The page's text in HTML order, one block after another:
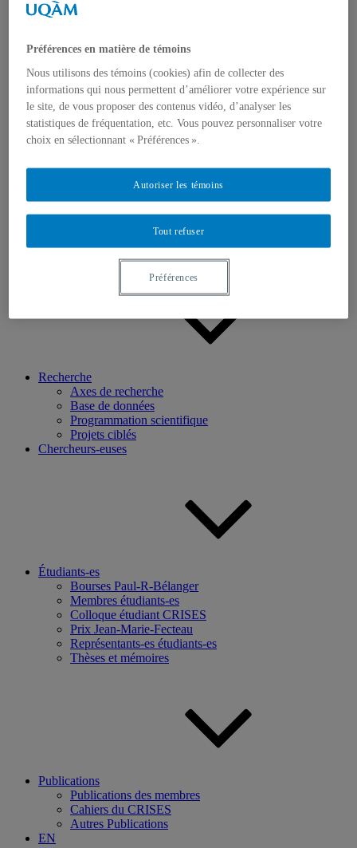
Bourses et prix
Dans les médias
Archives et bilans
Colloque international CRISES
Recherche
Axes de recherche
Base de données
Programmation scientifique
Projets ciblés
Chercheurs-euses
Étudiants-es
Bourses Paul-R-Bélanger
Membres étudiants-es
Colloque étudiant CRISES
Prix Jean-Marie-Fecteau
Représentants-es étudiants-es
Thèses et mémoires
Publications
Publications des membres
Cahiers du CRISES
Autres Publications
EN
Préférences en matière de témoins
Nous utilisons des témoins (cookies) afin de collecter des
informations qui nous permettent d’améliorer votre expérience sur
le site, de vous proposer des contenus vidéo, d’analyser les
statistiques de fréquentation, etc. Vous pouvez personnaliser votre
choix en sélectionnant « Préférences ».
Tout refuser
Autoriser les témoins
Préférences